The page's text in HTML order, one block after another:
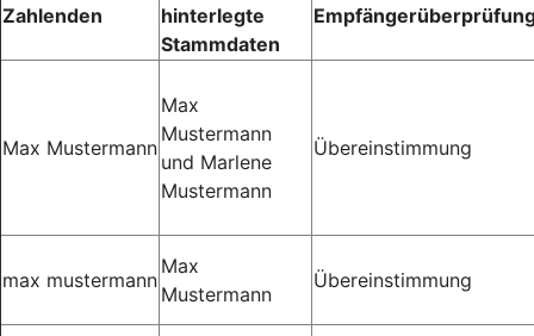
Zahlenden
hinterlegte
Stammdaten
Max Mustermann
Max
Mustermann
und Marlene
Mustermann
Übereinstimmung
max mustermann
Max
Mustermann
Übereinstimmung